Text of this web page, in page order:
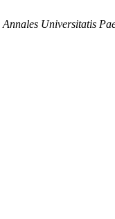
Annales Universitatis